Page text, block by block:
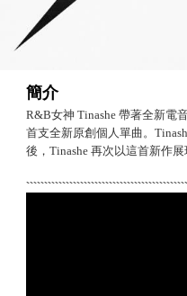
簡介
R&B女神 Tinashe 帶著全新電
首支全新原創個人單曲。
後，Tinashe 再次以這首新作